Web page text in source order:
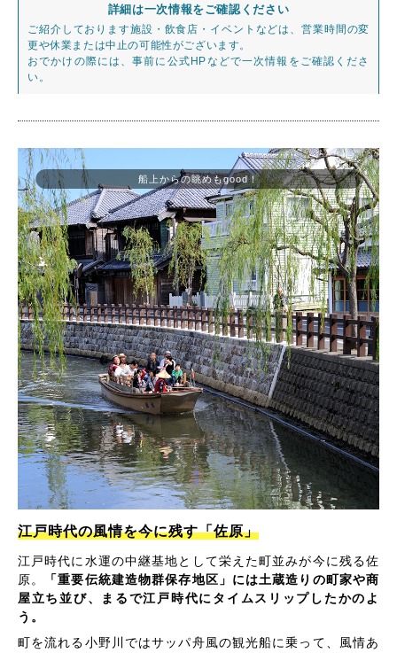
詳細は一次情報をご確認ください
ご紹介しております施設・飲食店・イベントなどは、営業時間の変
更や休業または中止の可能性がございます。
おでかけの際には、事前に公式HPなどで一次情報をご確認くださ
い。
船上からの眺めもgood！
江戸時代の風情を今に残す「佐原」
江戸時代に水運の中継基地として栄えた町並みが今に残る佐
原。
「重要伝統建造物群保存地区」には土蔵造りの町家や商
屋立ち並び、まるで江戸時代にタイムスリップしたかのよ
う。
町を流れる小野川ではサッパ舟風の観光船に乗って、風情あ